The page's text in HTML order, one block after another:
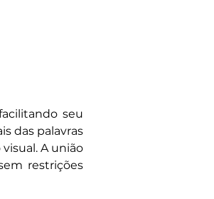
seu
das palavras
A união
restrições